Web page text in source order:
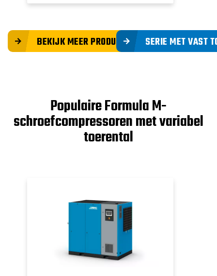
BEKIJK MEER PRODUCTEN SERIE MET VAST
Populaire Formula M-
schroefcompressoren met variabel
toerental